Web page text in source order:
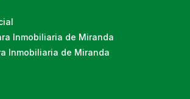
Inmobiliaria de Miranda
Inmobiliaria de Miranda